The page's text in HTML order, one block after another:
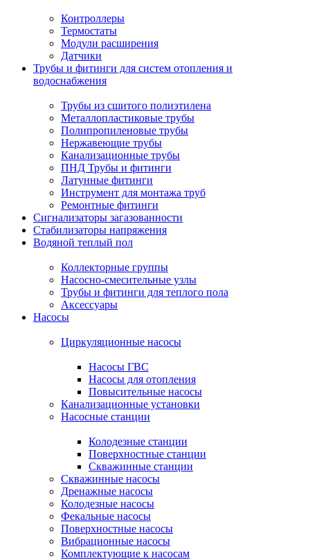
Контроллеры
Термостаты
Модули расширения
Датчики
Трубы и фитинги для систем отопления и
водоснабжения
Трубы из сшитого полиэтилена
Металлопластиковые трубы
Полипропиленовые трубы
Нержавеющие трубы
Канализационные трубы
ПНД Трубы и фитинги
Латунные фитинги
Инструмент для монтажа труб
Ремонтные фитинги
Сигнализаторы загазованности
Стабилизаторы напряжения
Водяной теплый пол
Коллекторные группы
Насосно-смесительные узлы
Трубы и фитинги для теплого пола
Аксессуары
Насосы
Циркуляционные насосы
Насосы ГВС
Насосы для отопления
Повысительные насосы
Канализационные установки
Насосные станции
Колодезные станции
Поверхностные станции
Скважинные станции
Скважинные насосы
Дренажные насосы
Колодезные насосы
Фекальные насосы
Поверхностные насосы
Вибрационные насосы
Комплектующие к насосам